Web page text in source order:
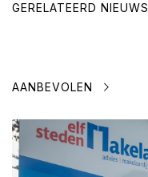
GERELATEERD NIEUWS
AANBEVOLEN